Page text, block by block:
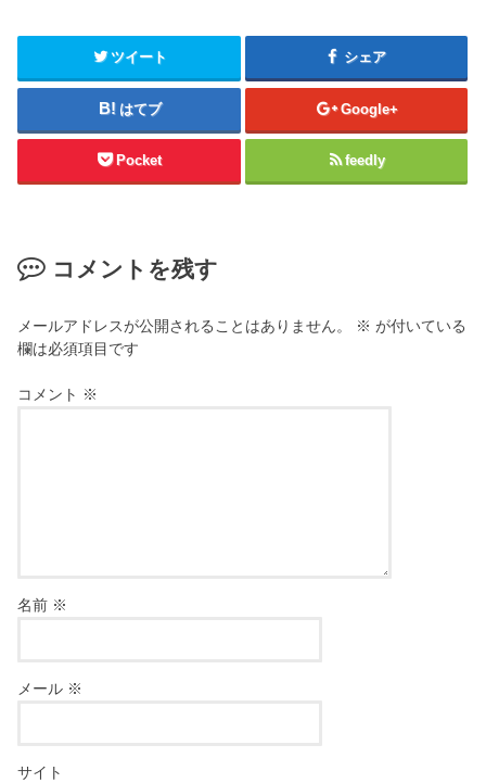
ツイート シェア
はてブ Google+
Pocket feedly
コメントを残す
メールアドレスが公開されることはありません。 ※ が付いている
欄は必須項目です
コメント ※
名前 ※
メール ※
サイト